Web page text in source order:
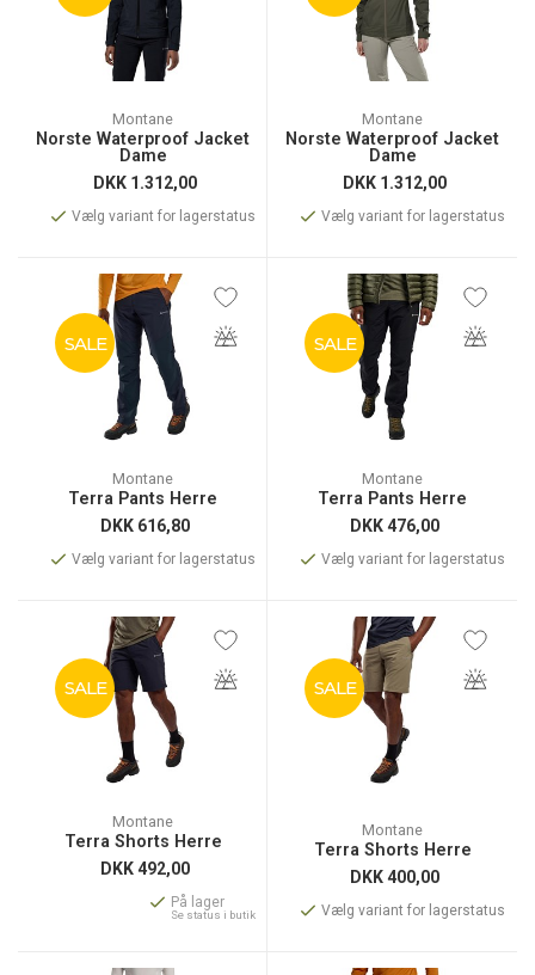
Montane
Norste Waterproof Jacket
Dame
DKK 1.312,00
Vælg variant for lagerstatus
Montane
Norste Waterproof Jacket
Dame
DKK 1.312,00
Vælg variant for lagerstatus
SALE
Montane
Terra Pants Herre
DKK 616,80
Vælg variant for lagerstatus
SALE
Montane
Terra Pants Herre
DKK476,00
Vælg variant for lagerstatus
SALE
Montane
Terra Shorts Herre
DKK492,00
På lager
Se status i butik
SALE
Montane
Terra Shorts Herre
DKK400,00
Vælg variant for lagerstatus